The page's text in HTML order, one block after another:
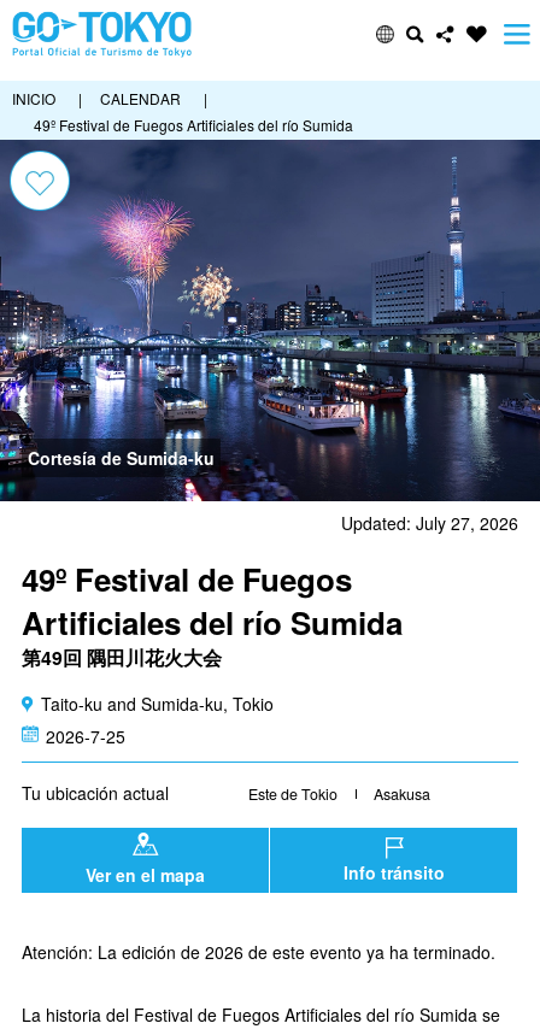
INICIO | CALENDAR
|
49º Festival de Fuegos Artificiales del río Sumida
Cortesía de Sumida-ku
Updated: July 27, 2026
49º Festival de Fuegos
Artificiales del río Sumida
第49回 隅田川花火大会
Taito-ku and Sumida-ku, Tokio
2026-7-25
Tu ubicación actual Este de Tokio Asakusa
Ver en el mapa Info tránsito
Atención: La edición de 2026 de este evento ya ha terminado.
La historia del Festival de Fuegos Artificiales del río Sumida se